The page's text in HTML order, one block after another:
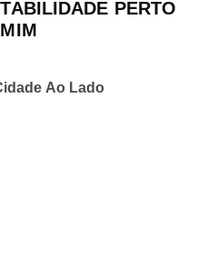
PERTO
Ao Lado